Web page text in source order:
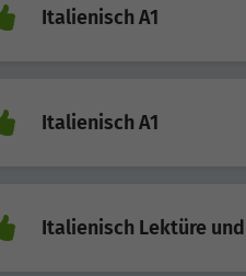
Italienisch A1
Italienisch A1
Italienisch Lektüre